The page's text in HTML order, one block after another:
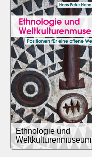
Ethnologie und
Weltkulturenmuseum